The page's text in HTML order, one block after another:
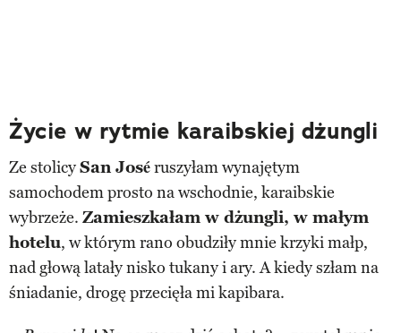
Życie w rytmie karaibskiej dżungli
Ze stolicySan Joséruszyłam wynajętym
samochodem prosto na wschodnie, karaibskie
wybrzeże. Zamieszkałam w dżungli, w małym
hotelu, w którym rano obudziły mnie krzyki małp,
nad głową latały nisko tukany i ary. A kiedy szłam na
śniadanie, drogę przecięła mi kapibara.